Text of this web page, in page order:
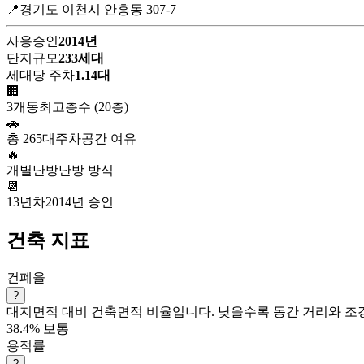
📍경기도 이천시 안흥동 307-7
사용승인2014년
단지규모233세대
세대당 주차1.14대
🏢
3개동최고층수 (20층)
🚗
총 265대 주차공간 여유
🔥
개별난방난방 방식
📆
13년차2014년 승인
건축 지표
건폐율
?
대지면적 대비 건축면적 비율입니다. 낮을수록 동간 거리와 조
38.4% 보통
용적률